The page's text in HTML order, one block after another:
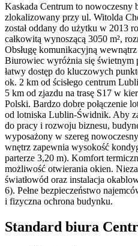
Kaskada Centrum to nowoczesny
zlokalizowany przy ul. Witolda
został oddany do użytku w 2013
całkowitą wynoszącą 3050 m²,
Obsługę komunikacyjną
Biurowiec wyróżnia się świetnym
łatwy dostęp do kluczowych
ok. 2 km od ścisłego centrum
5 km od zjazdu na trasę S17 w
Polski. Bardzo dobre połączenie
od lotniska Lublin-Świdnik. Aby
do pracy i rozwoju biznesu,
wyposażony w szereg
wnętrz zapewnia wysokość
parterze 3,20 m). Komfort
możliwość otwierania okien.
światłowód oraz instalacja
6). Pełne bezpieczeństwo
i fizyczna ochrona budynku.
Standard biura